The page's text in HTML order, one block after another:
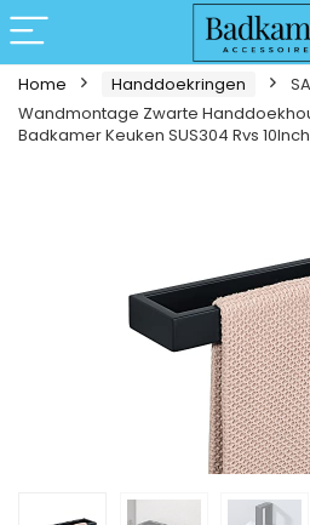
Home Handdoekringen
Wandmontage Zwarte
Badkamer Keuken SUS304 Rvs